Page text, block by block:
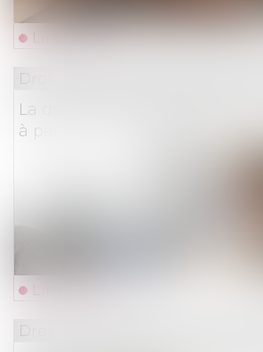
Lire la suite
La durée des arrêts de travail
à partir du 1er septembre
Droit du travail - Employeurs
Droit des assurances